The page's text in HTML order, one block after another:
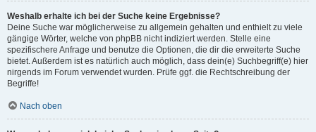
Weshalb erhalte ich bei der Suche keine Ergebnisse?
Deine Suche war möglicherweise zu allgemein gehalten und enthielt zu viele
gängige Wörter, welche von phpBB nicht indiziert werden. Stelle eine
spezifischere Anfrage und benutze die Optionen, die dir die erweiterte Suche
bietet. Außerdem ist es natürlich auch möglich, dass dein(e) Suchbegriff(e) hier
nirgends im Forum verwendet wurden. Prüfe ggf. die Rechtschreibung der
Begriffe!
Nach oben